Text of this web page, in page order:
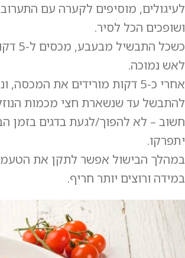
לעיגולים, מוסיפים לקערה עם
ושופכים הכל לסיר.
כשכל
לאש נמוכה.
אחרי כ-5 דקות מורידים את המכסה,
להתבשל עד שנשארת חצי מכמות
חשוב – לא להפוך/לגעת בדגים בזמן
יתפרקו.
במהלך הבישול אפשר לתקן את
במידה ורוצים יותר חריף.